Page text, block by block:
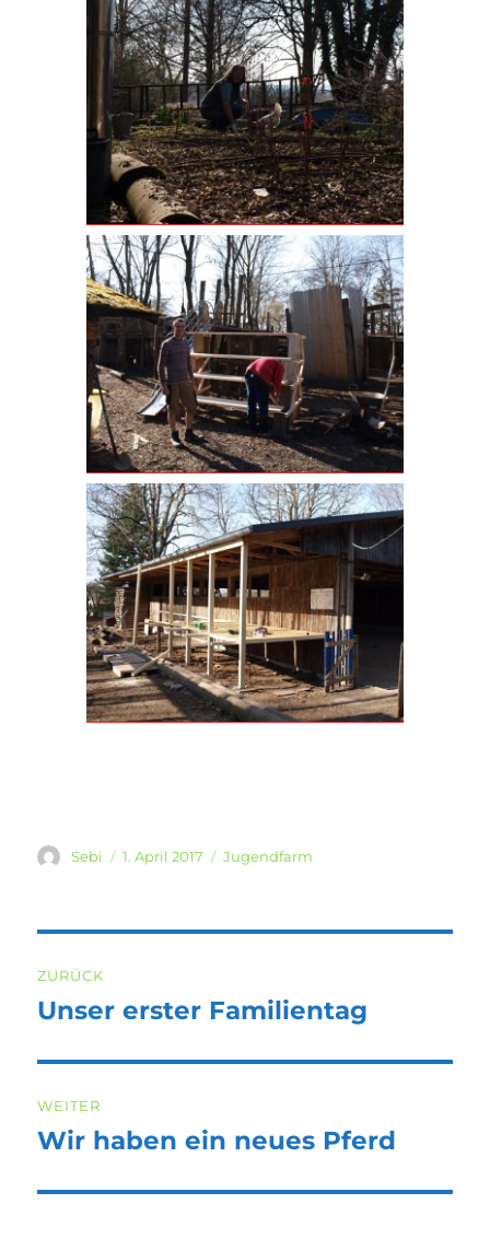
Autor
Sebi
Veröffentlicht
1. April 2017 Kategorien
Jugendfarm
ZURÜCK
Vorheriger
Unser erster Familientag
WEITER
Nächster
Wir haben ein neues Pferd